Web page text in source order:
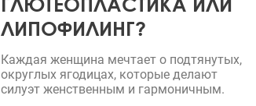
ЛИПОФИЛИНГ?
Каждая женщина мечтает о подтянутых,
округлых ягодицах, которые делают
силуэт женственным и гармоничным.